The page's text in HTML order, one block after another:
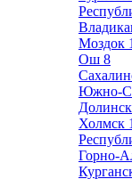
Моздок 1
Ош 8
Южно-
Долинск
Холмск 1
Горно-